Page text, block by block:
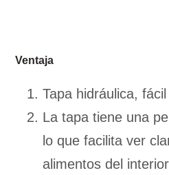
Ventaja
Tapa hidráulica,
La tapa tiene una
lo que facilita ver
alimentos del